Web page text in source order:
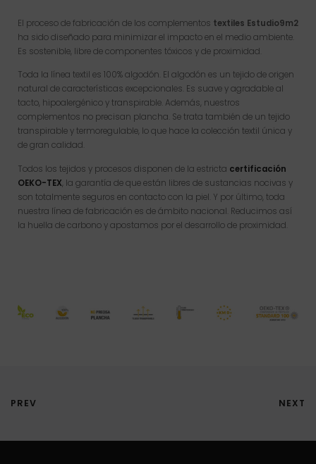
El proceso de fabricación de los complementos textiles Estudio9m2
ha sido diseñado para minimizar el impacto en el medio ambiente.
Es sostenible, libre de componentes tóxicos y de proximidad.
Toda la línea textil es 100% algodón. El algodón es un tejido de origen
natural de características excepcionales. Es suave y agradable al
tacto, hipoalergénico y transpirable. Además, nuestros
complementos no precisan plancha. Se trata también de un tejido
transpirable y termoregulable, lo que hace la colección textil única y
de gran calidad.
Todos los tejidos y procesos disponen de la estricta certificación
OEKO-TEX , la garantía de que están libres de sustancias nocivas y
son totalmente seguros en contacto con la piel. Y por último, toda
nuestra línea de fabricación es de ámbito nacional. Reducimos así
la huella de carbono y apostamos por el desarrollo de proximidad.
PREV NEXT